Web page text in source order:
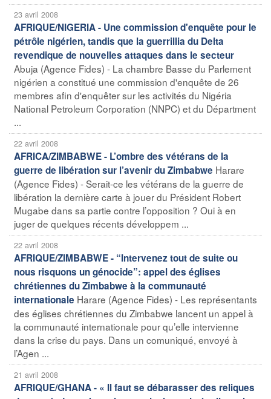
23 avril 2008
AFRIQUE/NIGERIA - Une commission d'enquête pour le
pétrôle nigérien, tandis que la guerrillia du Delta
revendique de nouvelles attaques dans le secteur
Abuja (Agence Fides) - La chambre Basse du Parlement
nigérien a constitué une commission d'enquête de 26
membres afin d'enquêter sur les activités du Nigéria
National Petroleum Corporation (NNPC) et du Départment
...
22 avril 2008
AFRICA/ZIMBABWE - L’ombre des vétérans de la
guerre de libération sur l’avenir du Zimbabwe Harare
(Agence Fides) - Serait-ce les vétérans de la guerre de
libération la dernière carte à jouer du Président Robert
Mugabe dans sa partie contre l’opposition ? Oui à en
juger de quelques récents développem ...
22 avril 2008
AFRIQUE/ZIMBABWE - “Intervenez tout de suite ou
nous risquons un génocide”: appel des églises
chrétiennes du Zimbabwe à la communauté
internationale Harare (Agence Fides) - Les représentants
des églises chrétiennes du Zimbabwe lancent un appel à
la communauté internationale pour qu’elle intervienne
dans la crise du pays. Dans un comuniqué, envoyé à
l’Agen ...
21 avril 2008
AFRIQUE/GHANA - « Il faut se débarasser des reliques